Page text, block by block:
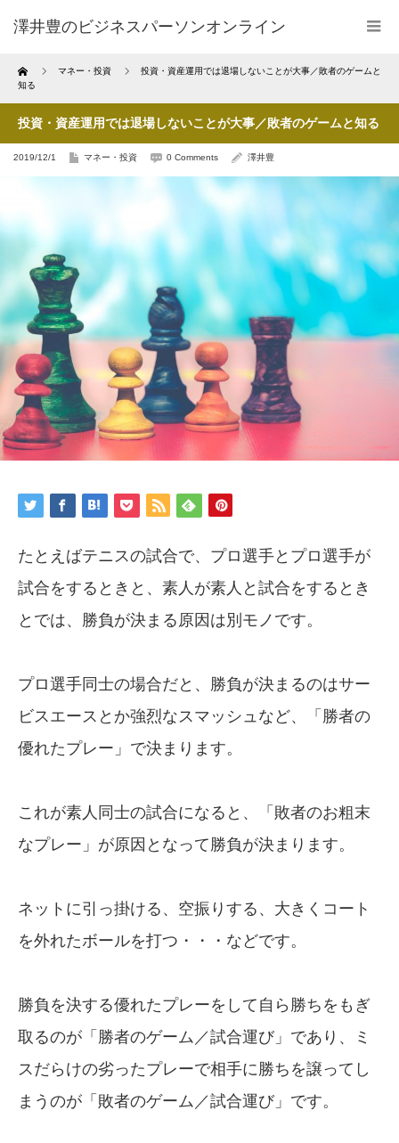
澤井豊のビジネスパーソンオンライン
Home マネー・投資
投資・資産運用では退場しないことが大事／敗者のゲームと
知る
投資・資産運用では退場しないことが大事／敗者のゲームと知る
2019/12/1 マネー・投資 0 Comments 澤井豊
たとえばテニスの試合で、プロ選手とプロ選手が
試合をするときと、素人が素人と試合をするとき
とでは、勝負が決まる原因は別モノです。
プロ選手同士の場合だと、勝負が決まるのはサー
ビスエースとか強烈なスマッシュなど、「勝者の
優れたプレー」で決まります。
これが素人同士の試合になると、「敗者のお粗末
なプレー」が原因となって勝負が決まります。
ネットに引っ掛ける、空振りする、大きくコート
を外れたボールを打つ・・・などです。
勝負を決する優れたプレーをして自ら勝ちをもぎ
取るのが「勝者のゲーム／試合運び」であり、ミ
スだらけの劣ったプレーで相手に勝ちを譲ってし
まうのが「敗者のゲーム／試合運び」です。